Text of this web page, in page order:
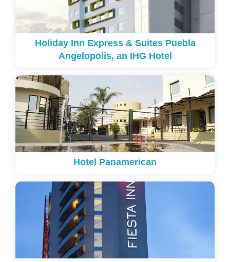
Holiday Inn Express & Suites Puebla
Angelopolis, an IHG Hotel
Hotel Panamerican